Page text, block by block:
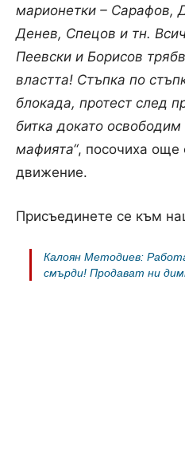
марионетки – Сарафов,
Денев, Спецов и тн.
Пеевски и Борисов
властта! Стъпка по
блокада, протест след
битка докато освободим
мафията“, посочиха още
движение.
Присъединете се към
Калоян Методиев:
смърди! Продават ни